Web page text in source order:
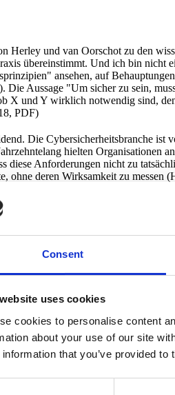
Consent
uses cookies
cookies to personalise content
about your use of our site
information that you’ve provided
Herley und van Oorschot zu den
übereinstimmt. Und ich bin nicht
ansehen, auf
Die Aussage "Um sicher zu sein,
X und Y wirklich notwendig sind,
PDF)
Die Cybersicherheitsbranche ist
hielten Organisationen
diese Anforderungen nicht zu
ohne deren Wirksamkeit zu messen
tatsächlich Zufälligkeit vermeiden
weil sie "unwissend" waren,
der Cybersicherheit, wenn
nicht logisch handeln. Wir schreiben
Einflüssen stehen. Nicht die
Punkt, wenn er sagt, dass
können, wie schnell eine bestimmte
2018). Meiner Meinung nach hat
Sie spielt sich in komplexen
Updates einführen, die
Psychologie und